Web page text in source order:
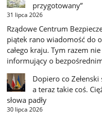
przygotowany”
31 lipca 2026
Rządowe Centrum
piątek rano wiadomość do
całego kraju. Tym razem
informujący o
Dopiero co Zełenski
a teraz takie coś.
słowa padły
30 lipca 2026